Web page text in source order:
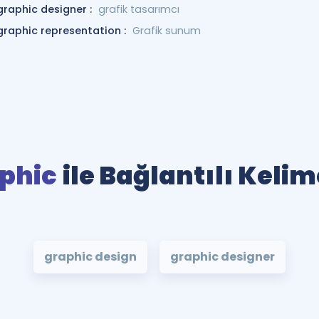
designer : grafik tasarımcı
representation : Grafik sunum
ile Bağlantılı
graphic design graphic designer